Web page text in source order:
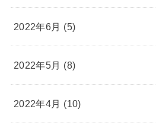
2022年6月 (5)
2022年5月 (8)
2022年4月 (10)